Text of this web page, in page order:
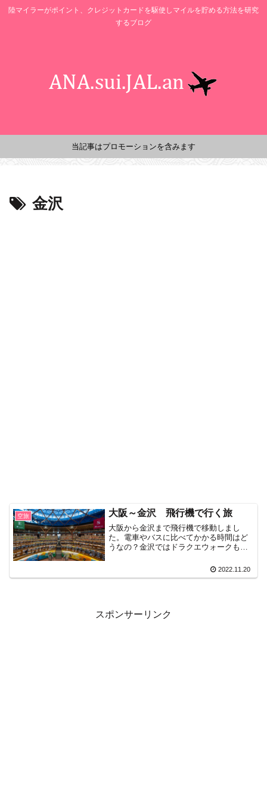
陸マイラーがポイント、クレジットカードを駆使しマイルを貯める方法を研究
するブログ
当記事はプロモーションを含みます
金沢
空旅 大阪～金沢 飛行機で行く旅
大阪から金沢まで飛行機で移動しまし
た。電車やバスに比べてかかる時間はど
うなの？金沢ではドラクエウォークも楽
2022.11.20
スポンサーリンク